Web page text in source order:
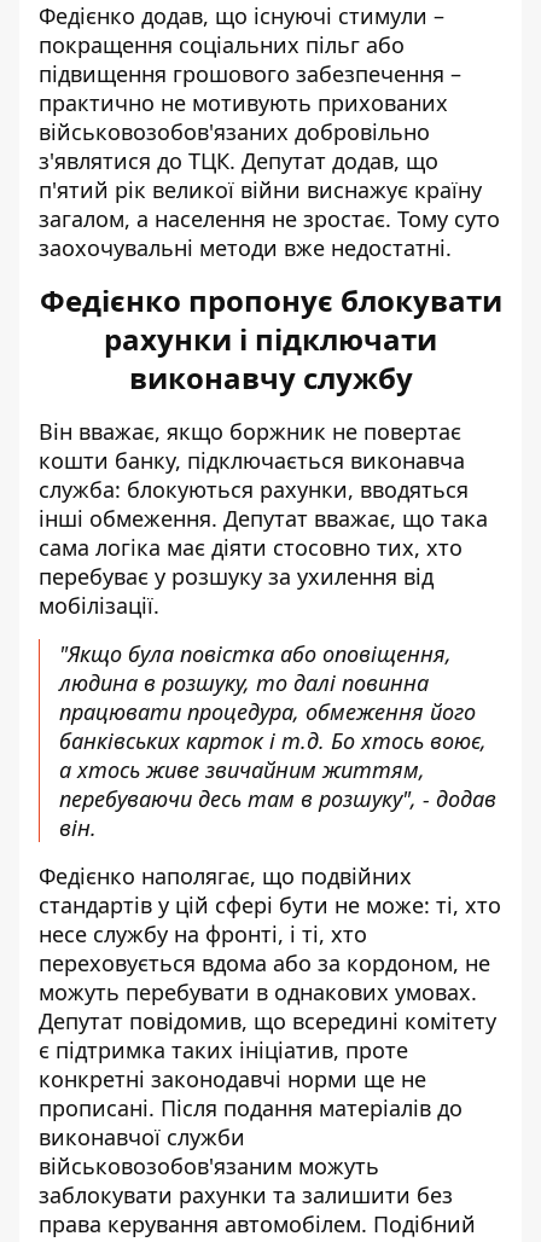
Федієнко додав, що існуючі стимули –
покращення соціальних пільг або
підвищення грошового забезпечення –
практично не мотивують прихованих
військовозобов'язаних добровільно
з'являтися до ТЦК. Депутат додав, що
п'ятий рік великої війни виснажує країну
загалом, а населення не зростає. Тому суто
заохочувальні методи вже недостатні.
Федієнко пропонує блокувати
рахунки і підключати
виконавчу службу
Він вважає, якщо боржник не повертає
кошти банку, підключається виконавча
служба: блокуються рахунки, вводяться
інші обмеження. Депутат вважає, що така
сама логіка має діяти стосовно тих, хто
перебуває у розшуку за ухилення від
мобілізації.
"Якщо була повістка або оповіщення,
людина в розшуку, то далі повинна
працювати процедура, обмеження його
банківських карток і т.д. Бо хтось воює,
а хтось живе звичайним життям,
перебуваючи десь там в розшуку", - додав
він.
Федієнко наполягає, що подвійних
стандартів у цій сфері бути не може: ті, хто
несе службу на фронті, і ті, хто
переховується вдома або за кордоном, не
можуть перебувати в однакових умовах.
Депутат повідомив, що всередині комітету
є підтримка таких ініціатив, проте
конкретні законодавчі норми ще не
прописані. Після подання матеріалів до
виконавчої служби
військовозобов'язаним можуть
заблокувати рахунки та залишити без
права керування автомобілем. Подібний